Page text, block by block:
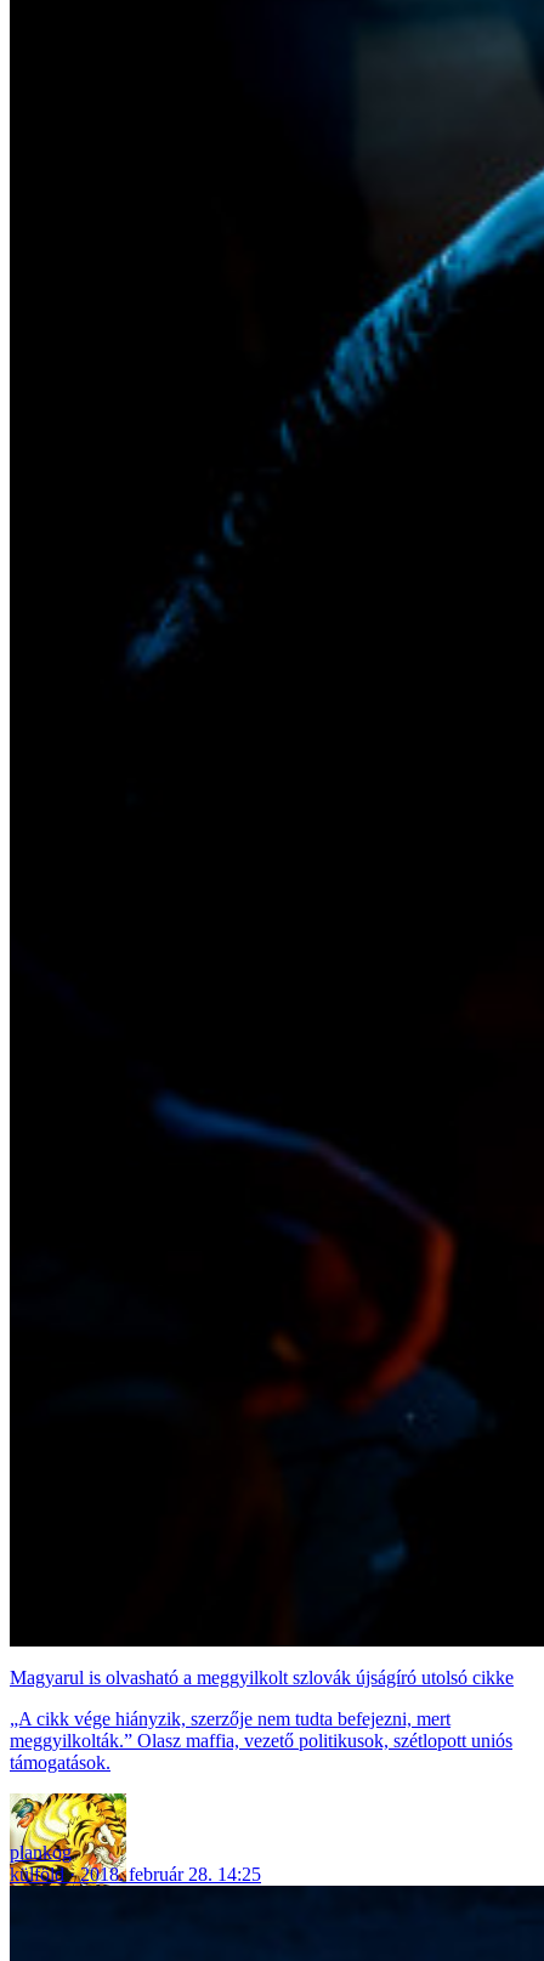
Magyarul is olvasható a meggyilkolt szlovák újságíró utolsó cikke
„A cikk vége hiányzik, szerzője nem tudta befejezni, mert
meggyilkolták.” Olasz maffia, vezető politikusok, szétlopott uniós
támogatások.
plankog
külföld
2018. február 28. 14:25